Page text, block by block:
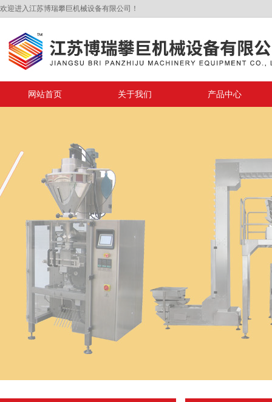
欢迎进入江苏博瑞攀巨机械设备有限公司！
网站首页 关于我们 产品中心